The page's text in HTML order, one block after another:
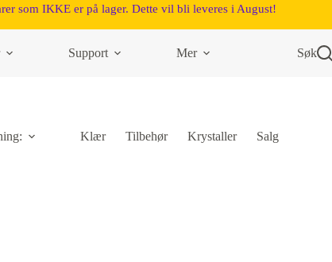
som IKKE er på lager. Dette vil bli leveres i August!
Support Mer Søk
Klær Tilbehør Krystaller Salg